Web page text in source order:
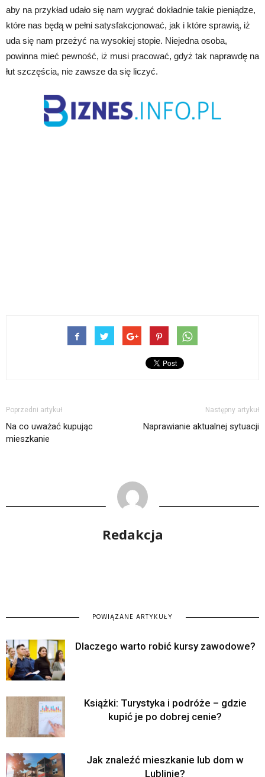
aby na przykład udało się nam wygrać dokładnie takie pieniądze,
które nas będą w pełni satysfakcjonować, jak i które sprawią, iż
uda się nam przeżyć na wysokiej stopie. Niejedna osoba,
powinna mieć pewność, iż musi pracować, gdyż tak naprawdę na
łut szczęścia, nie zawsze da się liczyć.
Poprzedni artykuł
Na co uważać kupując
mieszkanie
Następny artykuł
Naprawianie aktualnej sytuacji
Redakcja
POWIĄZANE ARTYKUŁY
Dlaczego warto robić kursy zawodowe?
Książki: Turystyka i podróże – gdzie
kupić je po dobrej cenie?
Jak znaleźć mieszkanie lub dom w
Lublinie?